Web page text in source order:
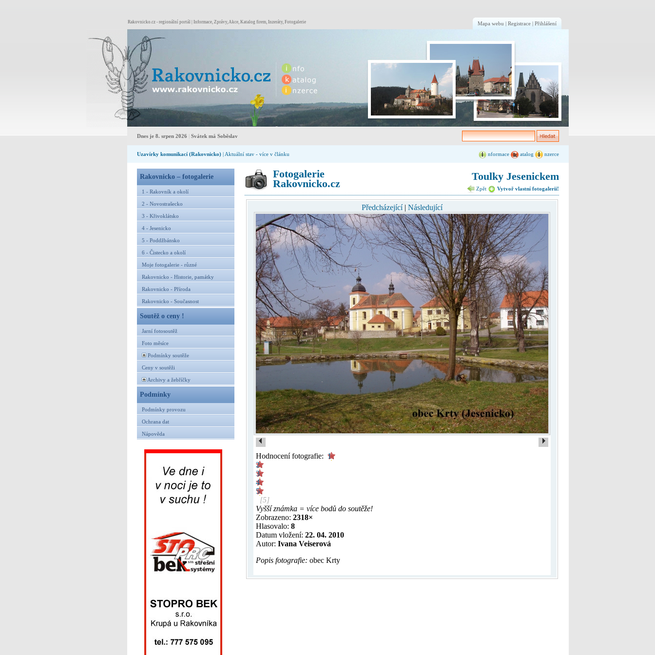
Mapa webu | Registrace | Přihlášení
Rakovnicko.cz - regionální portál | Informace, Zprávy, Akce, Katalog firem, Inzeráty, Fotogalerie
Dnes je 8. srpen 2026 Svátek má Soběslav
Uzavírky komunikací (Rakovnicko) | Aktuální stav - více v článku nformace atalog nzerce
Rakovnicko – fotogalerie
1 - Rakovník a okolí
2 - Novostrašecko
3 - Křivoklátsko
4 - Jesenicko
5 - Poddžbánsko
6 - Čistecko a okolí
Moje fotogalerie - různé
Rakovnicko - Historie, památky
Rakovnicko - Příroda
Rakovnicko - Současnost
Soutěž o ceny !
Jarní fotosoutěž
Foto měsíce
Podmínky soutěže
Ceny v soutěži
Archivy a žebříčky
Podmínky
Podmínky provozu
Ochrana dat
Nápověda
Fotogalerie
Rakovnicko.cz
Toulky Jesenickem
Zpět Vytvoř vlastní fotogalerii!
Předcházející| Následující
Hodnocení fotografie: 1
2
3
4
5
[5]
Vyšší známka = více bodů do soutěže!
Zobrazeno: 2318×
Hlasovalo: 8
Datum vložení: 22. 04. 2010
Autor: Ivana Veiserová
Popis fotografie: obec Krty